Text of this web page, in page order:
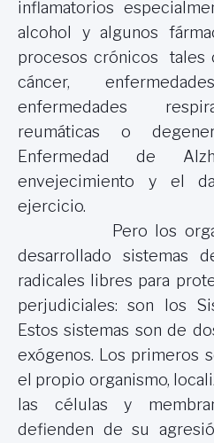
inflamatorios
alcohol y algunos
procesos crónicos tales
cáncer,
enfermedades
reumáticas o
Enfermedad de
envejecimiento y el
ejercicio.
Pero los
desarrollado sistemas
radicales libres para
perjudiciales: son los
Estos sistemas son de
exógenos. Los primeros
el propio organismo,
las células y
defienden de su